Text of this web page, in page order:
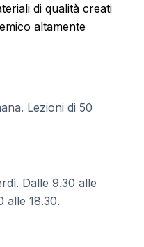
di qualità creati
altamente
Lezioni di 50
Dalle 9.30 alle
alle 18.30.